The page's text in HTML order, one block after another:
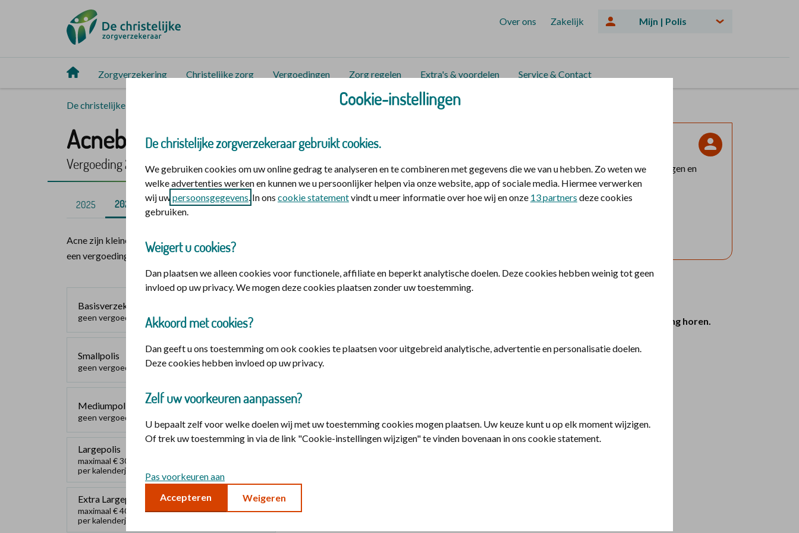
Over ons Zakelijk Mijn | Polis
Zorgverzekering Christelijke zorg Vergoedingen Zorg regelen Extra's & voordelen Service & Contact
De christelijke zorgverzekeraar Acnebehandeling
Acnebehandeling
Vergoeding 2026
2025 2026
Acne zijn kleine ontstekingen van de huid. Heeft u hier last van? Bij De christelijke zorgverzekeraar kunt u
een vergoeding voor acnebehandeling (jeugdpuistjes) krijgen vanuit de aanvullende verzekering.
Log in en bekijk welke vergoedingen en
voorwaarden voor u gelden.
Basisverzekering
geen vergoeding
Vergoedingen en voorwaarden
Kies uw verzekering en bekijk de vergoedingen en voorwaarden die bij uw verzekering horen.
Smallpolis
geen vergoeding
Mediumpolis
geen vergoeding
Largepolis
maximaal € 300
per kalenderjaar
Extra Largepolis
maximaal € 400
per kalenderjaar
Cookie-instellingen
De christelijke zorgverzekeraar gebruikt cookies.
We gebruiken cookies om uw online gedrag te analyseren en te combineren met gegevens die we van u hebben. Zo weten we
welke advertenties werken en kunnen we u persoonlijker helpen via onze website, app of sociale media. Hiermee verwerken
wij uw persoonsgegevens. In ons cookie statementvindt u meer informatie over hoe wij en onze 13 partners deze cookies
gebruiken.
Weigert u cookies?
Dan plaatsen we alleen cookies voor functionele, affiliate en beperkt analytische doelen. Deze cookies hebben weinig tot geen
invloed op uw privacy. We mogen deze cookies plaatsen zonder uw toestemming.
Akkoord met cookies?
Dan geeft u ons toestemming om ook cookies te plaatsen voor uitgebreid analytische, advertentie en personalisatie doelen.
Deze cookies hebben invloed op uw privacy.
Zelf uw voorkeuren aanpassen?
U bepaalt zelf voor welke doelen wij met uw toestemming cookies mogen plaatsen. Uw keuze kunt u op elk moment wijzigen.
Of trek uw toestemming in via de link "Cookie-instellingen wijzigen" te vinden bovenaan in ons cookie statement.
Pas voorkeuren aan
Accepteren
Weigeren